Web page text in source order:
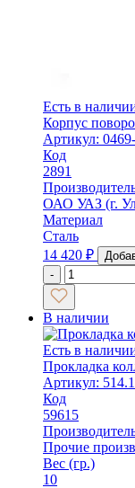
Есть в
Корпус
Артикул:
Код
2891
ОАО УАЗ (г.
Материал
Сталь
14 420 ₽
-
В наличии
Есть в
Прокладка
Артикул:
Код
59615
Прочие
Вес (гр.)
10